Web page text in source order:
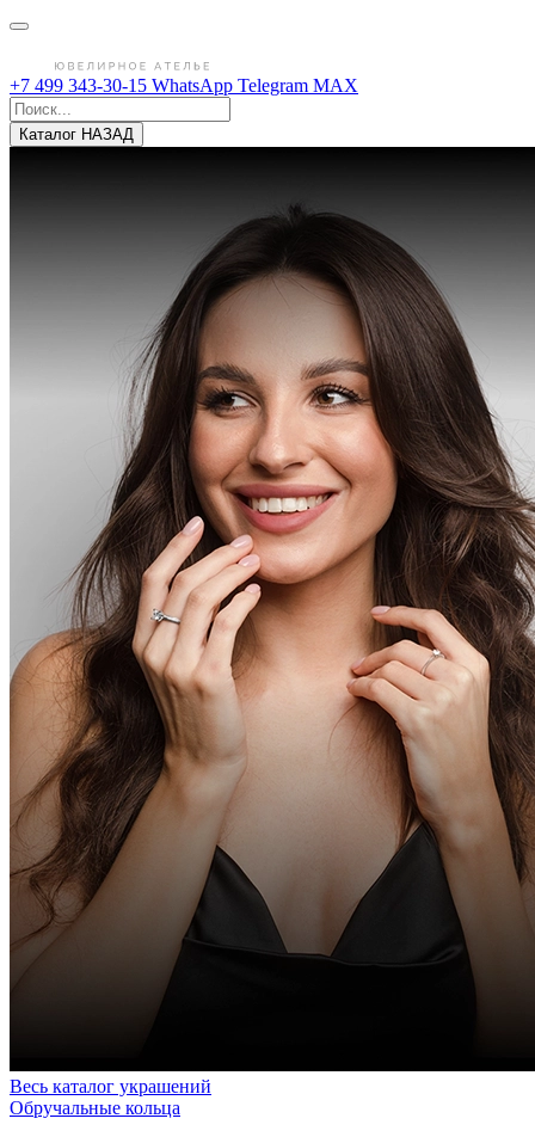
+7 499 343-30-15 WhatsApp Telegram MAX
Каталог НАЗАД
Весь каталог украшений
Обручальные кольца